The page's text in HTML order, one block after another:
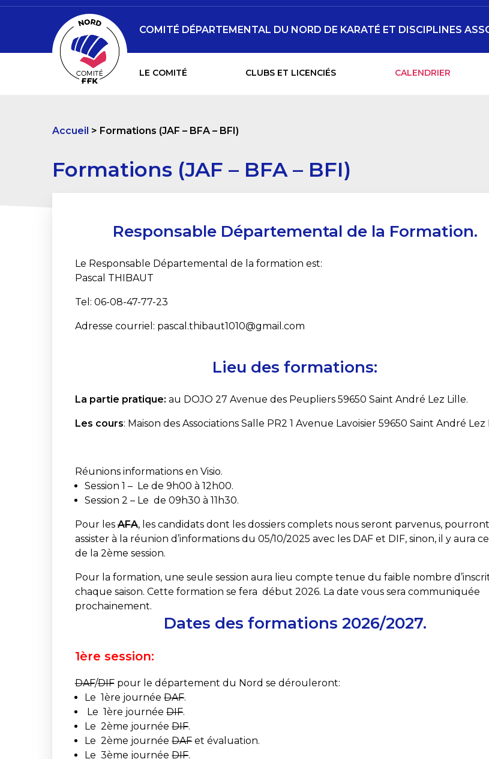
LE COMITÉ CLUBS ET LICENCIÉS CALENDRIER
COMITÉ DÉPARTEMENTAL DU NORD DE KARATÉ ET DISCIPLINES
Accueil Formations (JAF – BFA – BFI)
Formations (JAF – BFA – BFI)
Responsable Départemental de la Formation.
Le Responsable Départemental de la formation est:
Pascal THIBAUT
Tel: 06-08-47-77-23
Adresse courriel: pascal.thibaut1010@gmail.com
Lieu des formations:
La partie pratique: au DOJO 27 Avenue des Peupliers 59650 Saint André Lez Lille.
Les cours: Maison des Associations Salle PR2 1 Avenue Lavoisier 59650 Saint André Lez
Réunions informations en Visio.
Session 1 – Le de 9h00 à 12h00.
Session 2 – Le de 09h30 à 11h30.
Pour lesAFA, les candidats dont les dossiers complets nous seront parvenus, pourront
assister à la réunion d’informations du 05/10/2025 avec les DAF et DIF, sinon, il y aura
de la 2ème session.
Pour la formation, une seule session aura lieu compte tenue du faible nombre
chaque saison. Cette formation se fera début 2026. La date vous sera communiquée
prochainement.
Dates des formations 2026/2027.
1ère session:
DAF/DIFpour le département du Nord se dérouleront:
Le 1ère journéeDAF.
Le 1ère journéeDIF.
Le 2ème journéeDIF.
Le 2ème journéeDAFet évaluation.
Le 3ème journéeDIF.